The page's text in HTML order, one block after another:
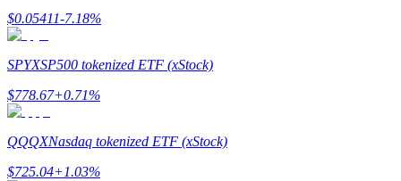
邀请好友
邀請朋友獲得現金獎勵
$0.05411-7.18%
SPYXSP500 tokenized ETF (xStock)
$778.67+0.71%
QQQXNasdaq tokenized ETF (xStock)
$725.04+1.03%